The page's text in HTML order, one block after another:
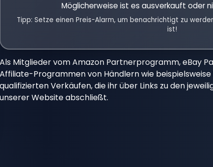
Möglicherweise ist es ausverkauft oder
Tipp: Setze einen Preis-Alarm, um benachrichtigt zu
ist!
Als Mitglieder vom Amazon Partnerprogramm, eBay
Affiliate-Programmen von Händlern wie beispielsweise
qualifizierten Verkäufen, die ihr über Links zu den
unserer Website abschließt.